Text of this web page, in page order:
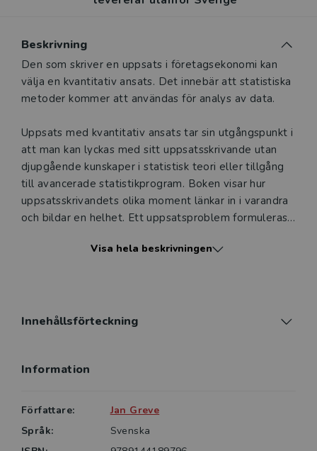
Beskrivning
Beskrivning
Den som skriver en uppsats i företagsekonomi kan
välja en kvantitativ ansats. Det innebär att statistiska
metoder kommer att användas för analys av data.
Uppsats med kvantitativ ansats tar sin utgångspunkt i
att man kan lyckas med sitt uppsatsskrivande utan
djupgående kunskaper i statistisk teori eller tillgång
till avancerade statistikprogram. Boken visar hur
uppsatsskrivandets olika moment länkar in i varandra
och bildar en helhet. Ett uppsatsproblem formuleras.
för teoretisering och formulering av hypoteser.
Resultatet diskuteras och utmynnar i slutsatser. De
forskare möter och hanterar. Detta faktum illustreras
publicerad forskningsartikel som kommenteras.
Uppsats med kvantitativ ansats vänder sig till
Visa hela beskrivningen
Innehållsförteckning
Information
Författare:
Jan Greve
Språk:
Svenska